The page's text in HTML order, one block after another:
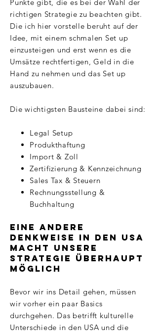
Punkte gibt, die es bei der Wahl der
richtigen Strategie zu beachten gibt.
Die ich hier vorstelle beruht auf der
Idee, mit einem schmalen Set up
einzusteigen und erst wenn es die
Umsätze rechtfertigen, Geld in die
Hand zu nehmen und das Set up
auszubauen.
Die wichtigsten Bausteine dabei sind:
Legal Setup
Produkthaftung
Import & Zoll
Zertifizierung & Kennzeichnung
Sales Tax & Steuern
Rechnungsstellung &
Buchhaltung
Eine andere
Denkweise in den USA
macht unsere
Strategie überhaupt
möglich
Bevor wir ins Detail gehen, müssen
wir vorher ein paar Basics
durchgehen. Das betrifft kulturelle
Unterschiede in den USA und die